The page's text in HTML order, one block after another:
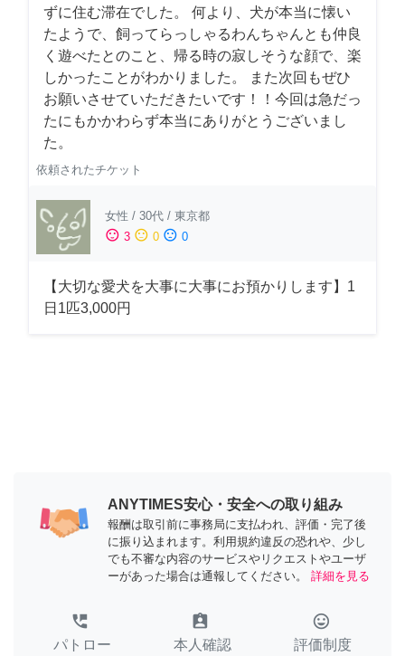
ずに住む滞在でした。 何より、犬が本当に懐い
たようで、飼ってらっしゃるわんちゃんとも仲良
く遊べたとのこと、帰る時の寂しそうな顔で、楽
しかったことがわかりました。 また次回もぜひ
お願いさせていただきたいです！！今回は急だっ
たにもかかわらず本当にありがとうございまし
た。
依頼されたチケット
女性 / 30代 / 東京都
sentiment_satisfied 3 sentiment_neutral 0 sentiment_dissatisfied 0
【大切な愛犬を大事に大事にお預かりします】1
日1匹3,000円
ANYTIMES安心・安全への取り組み
報酬は取引前に事務局に支払われ、評価・完了後
に振り込まれます。利用規約違反の恐れや、少し
でも不審な内容のサービスやリクエストやユーザ
ーがあった場合は通報してください。
詳細を見る
perm_phone_msg
パトロー
assignment_ind
本人確認
tag_faces
評価制度